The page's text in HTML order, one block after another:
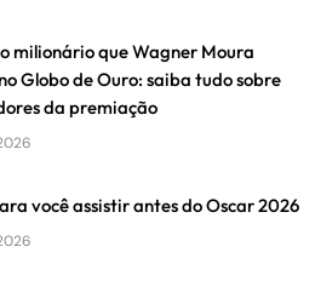
milionário que Wagner Moura
Globo de Ouro: saiba tudo sobre
da premiação
você assistir antes do Oscar 2026